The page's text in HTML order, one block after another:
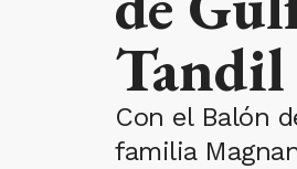
Con el Balón
familia